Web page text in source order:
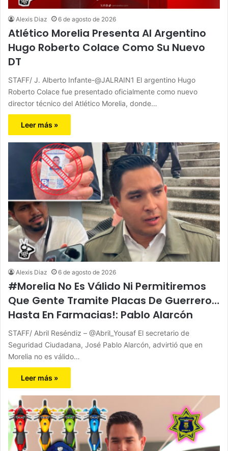
Alexis Diaz 6 de agosto de 2026
Atlético Morelia Presenta Al Argentino
Hugo Roberto Colace Como Su Nuevo
DT
STAFF/ J. Alberto Infante-@JALRAIN1 El argentino Hugo
Roberto Colace fue presentado oficialmente como nuevo
director técnico del Atlético Morelia, donde…
Leer más »
Alexis Diaz 6 de agosto de 2026
#Morelia No Es Válido Ni Permitiremos
Que Gente Tramite Placas De Guerrero…
Hasta En Farmacias!: Pablo Alarcón
STAFF/ Abril Reséndiz – @Abril_Yousaf El secretario de
Seguridad Ciudadana, José Pablo Alarcón, advirtió que en
Morelia no es válido…
Leer más »